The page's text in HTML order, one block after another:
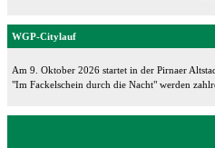
WGP-Citylauf
Am 9. Oktober 2026 startet in der Pirnaer
"Im Fackelschein durch die Nacht" werden